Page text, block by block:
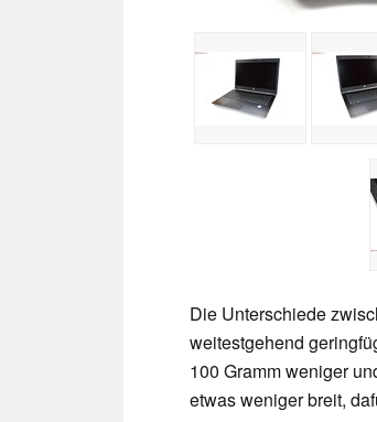
Die Unterschiede
weitestgehend
100 Gramm weniger
etwas weniger breit,